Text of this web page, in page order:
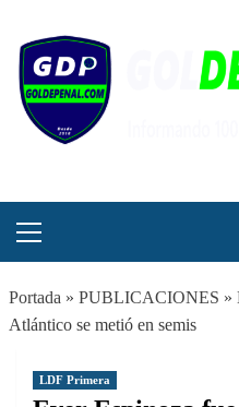
contenido
principal
Portada » PUBLICACIONES »
Atlántico se metió en semis
LDF Primera